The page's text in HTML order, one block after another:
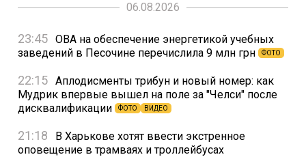
06.08.2026
23:45 ОВА на обеспечение энергетикой учебных
заведений в Песочине перечислила 9 млн грн
ФОТО
22:15 Аплодисменты трибун и новый номер: как
Мудрик впервые вышел на поле за "Челси" после
дисквалификации
ФОТО ВИДЕО
21:18
В Харькове хотят ввести экстренное
оповещение в трамваях и троллейбусах